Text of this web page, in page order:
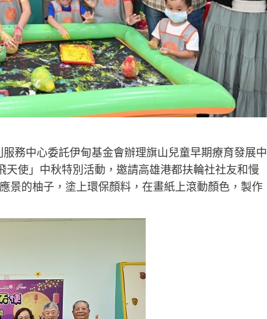
務中心委託伊甸基金會辦理旗山兒童早期療育發展中
使」中秋特別活動，邀請高雄港都扶輪社社友和慢
景的柚子，塗上環保顏料，在畫紙上滾動顏色，製作